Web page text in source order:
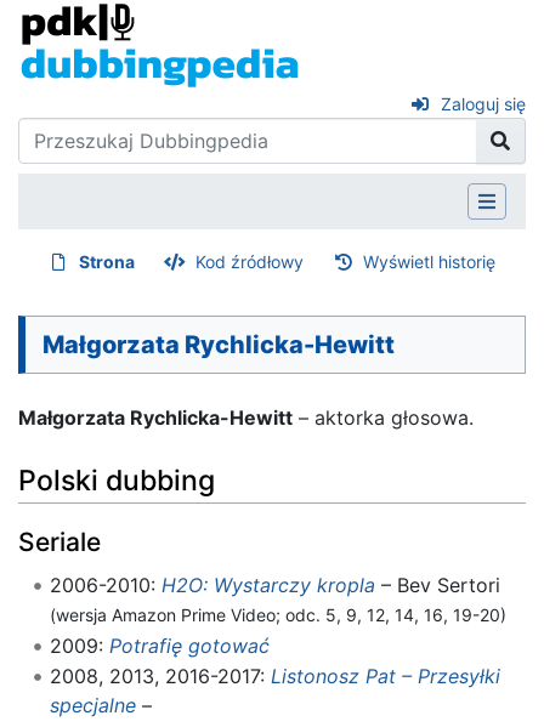
Zaloguj się
Strona Kod źródłowy Wyświetl historię
Małgorzata Rychlicka-Hewitt
– aktorka głosowa.
Polski dubbing
Seriale
2006-2010: H2O: Wystarczy kropla – Bev Sertori
(wersja Amazon Prime Video; odc. 5, 9, 12, 14, 16, 19-20)
2009: Potrafię gotować
2008, 2013, 2016-2017: Listonosz Pat – Przesyłki
specjalne–